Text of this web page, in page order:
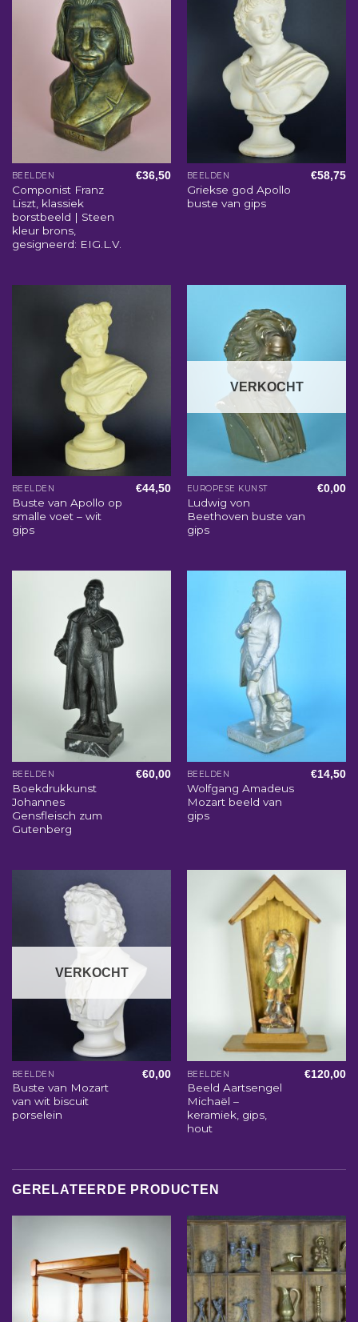
BEELDEN
Componist Franz
Liszt, klassiek
borstbeeld | Steen
kleur brons,
gesigneerd: EIG.L.V.
€36,50 BEELDEN
Griekse god Apollo
buste van gips
€58,75
BEELDEN
Buste van Apollo op
smalle voet – wit
gips
€44,50
VERKOCHT
EUROPESE KUNST
Ludwig von
Beethoven buste van
gips
€0,00
BEELDEN
Boekdrukkunst
Johannes
Gensfleisch zum
Gutenberg
€60,00 BEELDEN
Wolfgang Amadeus
Mozart beeld van
gips
€14,50
VERKOCHT
BEELDEN
Buste van Mozart
van wit biscuit
porselein
€0,00 BEELDEN
Beeld Aartsengel
Michaël –
keramiek, gips,
hout
€120,00
GERELATEERDE PRODUCTEN